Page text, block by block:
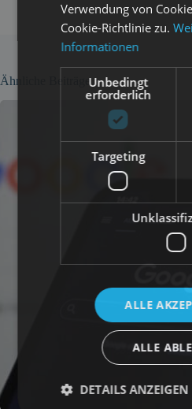
Ähnliche Beiträge
Verwendung von
Cookie-Richtlinie zu.
Informationen
Unbedingt
erforderlich
Targeting
ALLE
ALLE
DETAILS ANZEIGEN